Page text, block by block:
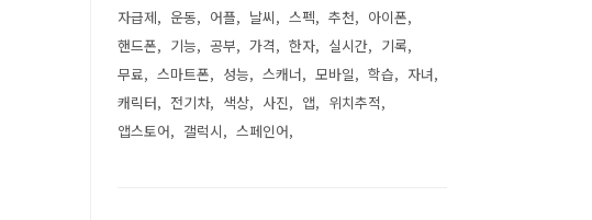
자급제 운동 어플 날씨 스펙 추천
아이폰
핸드폰
기능 공부 가격 한자 실시간
기록
무료
스마트폰 성능 스캐너 모바일 학습
자녀
캐릭터
전기차 색상 사진 앱
위치추적
앱스토어
갤럭시 스페인어